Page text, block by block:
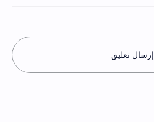
إرسال تعليق